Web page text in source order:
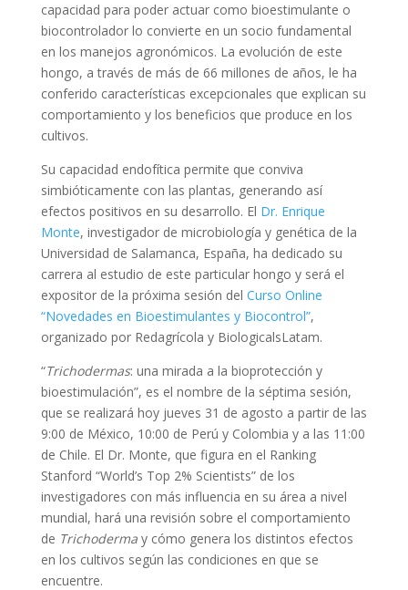
capacidad para poder actuar como bioestimulante o
biocontrolador lo convierte en un socio fundamental
en los manejos agronómicos. La evolución de este
hongo, a través de más de 66 millones de años, le ha
conferido características excepcionales que explican su
comportamiento y los beneficios que produce en los
cultivos.
Su capacidad endofítica permite que conviva
simbióticamente con las plantas, generando así
efectos positivos en su desarrollo. El Dr. Enrique
Monte, investigador de microbiología y genética de la
Universidad de Salamanca, España, ha dedicado su
carrera al estudio de este particular hongo y será el
expositor de la próxima sesión del Curso Online
“Novedades en Bioestimulantes y Biocontrol”,
organizado por Redagrícola y BiologicalsLatam.
“Trichodermas: una mirada a la bioprotección y
bioestimulación”, es el nombre de la séptima sesión,
que se realizará hoy jueves 31 de agosto a partir de las
9:00 de México, 10:00 de Perú y Colombia y a las 11:00
de Chile. El Dr. Monte, que figura en el Ranking
Stanford “World’s Top 2% Scientists” de los
investigadores con más influencia en su área a nivel
mundial, hará una revisión sobre el comportamiento
de Trichodermay cómo genera los distintos efectos
en los cultivos según las condiciones en que se
encuentre.